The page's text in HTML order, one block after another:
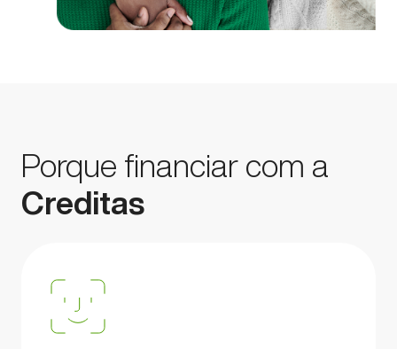
Porque financiar com a
Creditas